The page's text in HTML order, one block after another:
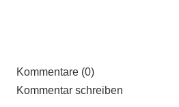
Kommentare (0)
Kommentar schreiben